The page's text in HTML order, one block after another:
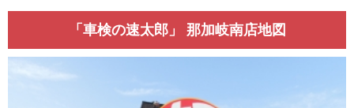
「車検の速太郎」 那加岐南店地図